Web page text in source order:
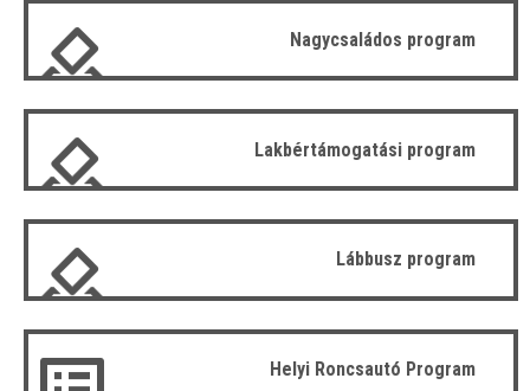
Nagycsaládos program
Lakbértámogatási program
Lábbusz program
Helyi Roncsautó Program